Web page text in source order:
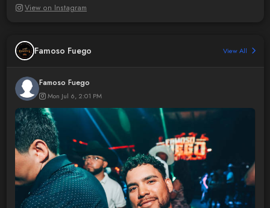
View on Instagram
Famoso Fuego View All
Famoso Fuego
Mon Jul 6, 2:01 PM